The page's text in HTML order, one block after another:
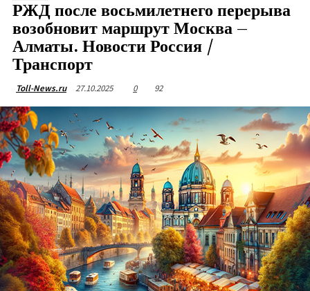
РЖД после восьмилетнего перерыва
возобновит маршрут Москва –
Алматы. Новости Россия /
Транспорт
Toll-News.ru 27.10.2025 0 92